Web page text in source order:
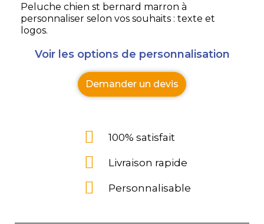
Peluche chien st bernard marron à
personnaliser selon vos souhaits : texte et
logos.
Voir les options de personnalisation
Demander un devis
100% satisfait
Livraison rapide
Personnalisable